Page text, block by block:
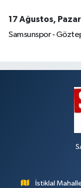
17 Ağustos,
Samsunspor -
İstiklal